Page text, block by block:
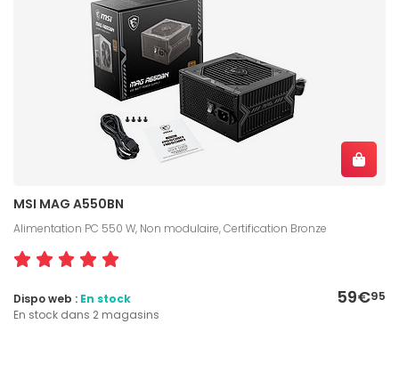
MSI MAG A550BN
Alimentation PC 550 W, Non modulaire, Certification Bronze
59€95
Dispo web : En stock
En stock dans 2 magasins